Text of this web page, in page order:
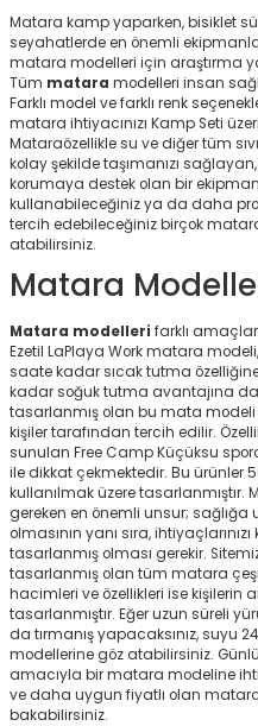
Matara kamp yaparken, bisiklet
seyahatlerde en önemli
matara modelleri için araştırma
Tüm matara modelleri insan
Farklı model ve farklı renk
matara ihtiyacınızı Kamp Seti
Mataraözellikle su ve diğer tüm
kolay şekilde taşımanızı
korumaya destek olan bir
kullanabileceğiniz ya da daha
tercih edebileceğiniz birçok
atabilirsiniz.
Matara
Matara modelleri farklı
Ezetil LaPlaya Work matara
saate kadar sıcak tutma
kadar soğuk tutma avantajına
tasarlanmış olan bu mata modeli
kişiler tarafından tercih edilir.
sunulan Free Camp Küçüksu
ile dikkat çekmektedir. Bu ürünler
kullanılmak üzere tasarlanmıştır.
gereken en önemli unsur; sağlığa
olmasının yanı sıra,
tasarlanmış olması gerekir.
tasarlanmış olan tüm matara
hacimleri ve özellikleri ise kişilerin
tasarlanmıştır. Eğer uzun süreli
da tırmanış yapacaksınız, suyu
modellerine göz atabilirsiniz.
amacıyla bir matara modeline
ve daha uygun fiyatlı olan
bakabilirsiniz.